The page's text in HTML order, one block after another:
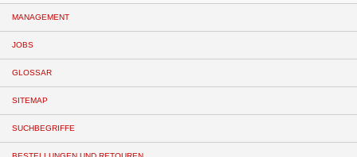
MANAGEMENT
JOBS
GLOSSAR
SITEMAP
SUCHBEGRIFFE